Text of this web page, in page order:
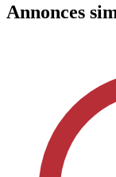
Annonces